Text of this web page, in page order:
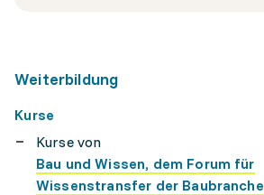
Weiterbildung
Kurse
Kurse von
Bau und Wissen, dem Forum für
Wissenstransfer der Baubranche